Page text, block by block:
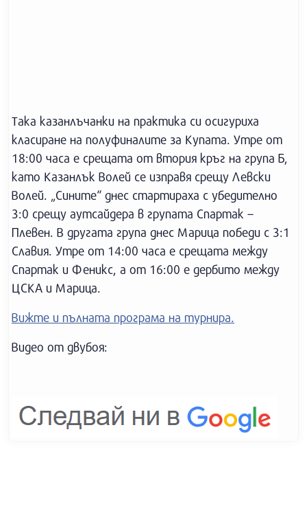
Така казанлъчанки на практика си осигуриха
класиране на полуфиналите за Купата. Утре от
18:00 часа е срещата от втория кръг на група Б,
като Казанлък Волей се изправя срещу Левски
Волей. „Сините“ днес стартираха с убедително
3:0 срещу аутсайдера в групата Спартак –
Плевен. В другата група днес Марица победи с 3:1
Славия. Утре от 14:00 часа е срещата между
Спартак и Феникс, а от 16:00 е дербито между
ЦСКА и Марица.
Вижте и пълната програма на турнира.
Видео от двубоя: